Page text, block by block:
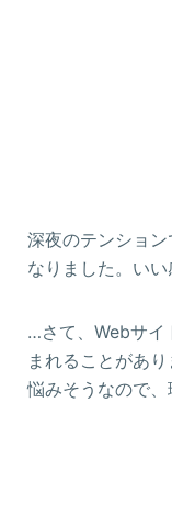
深夜のテンショ
なりました。いい
…さて、Webサイ
まれることがあ
悩みそうなので、